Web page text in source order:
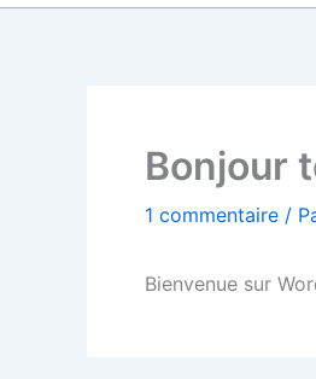
Bonjour
1 commentaire /
Bienvenue sur